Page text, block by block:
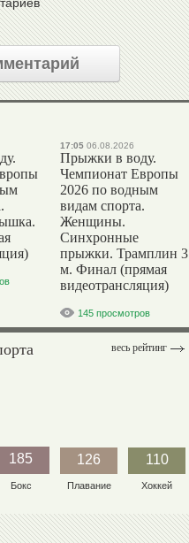
17:05 06.08.2026
Прыжки в воду.
Чемпионат Европы
2026 по водным
видам спорта.
Женщины.
Синхронные
прыжки. Трамплин 3
м. Финал (прямая
видеотрансляция)
145 просмотров
весь рейтинг
185
Бокс
126
Плавание
110
Хоккей